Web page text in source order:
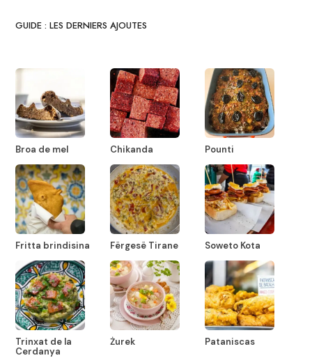
GUIDE : LES DERNIERS AJOUTES
Broa de mel Chikanda Pounti
Fritta brindisina Fërgesë Tirane Soweto Kota
Trinxat de la
Cerdanya
Żurek Pataniscas